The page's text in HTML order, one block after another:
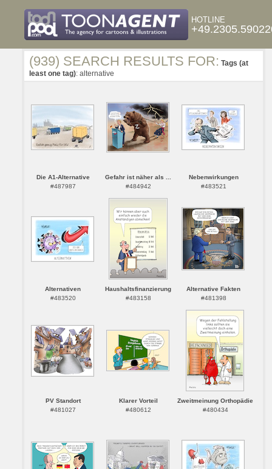
HOTLINE
(939) SEARCH RESULTS FOR: Tags (at
least one tag): alternative
Die A1-Alternative
#487987
Gefahr ist näher als ...
#484942
Nebenwirkungen
#483521
Alternativen
#483520
Haushaltsfinanzierung
#483158
Alternative Fakten
#481398
PV Standort
#481027
Klarer Vorteil
#480612
Zweitmeinung Orthopädie
#480434